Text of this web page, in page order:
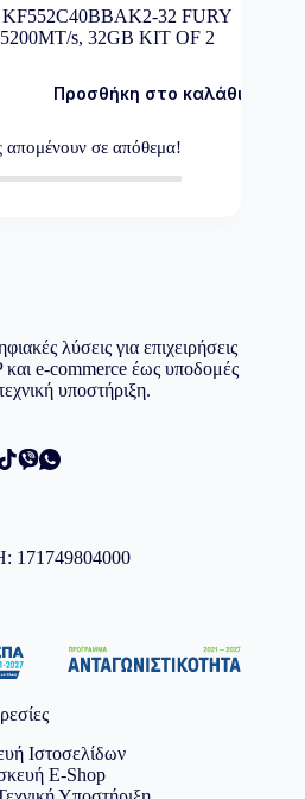
32 FURY
s, 32GB KIT OF 2
Προσθήκη στο καλάθι
απομένουν σε απόθεμα!
λύσεις για επιχειρήσεις
e-commerce έως υποδομές
υποστήριξη.
171749804000
Ιστοσελίδων
E-Shop